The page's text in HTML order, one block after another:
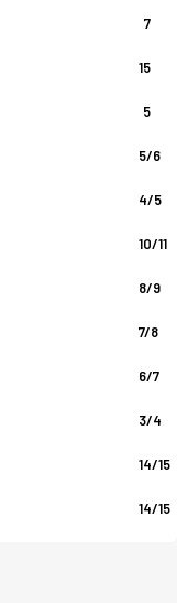
7
15
5
5/6
4/5
10/11
8/9
7/8
6/7
3/4
14/15
14/15